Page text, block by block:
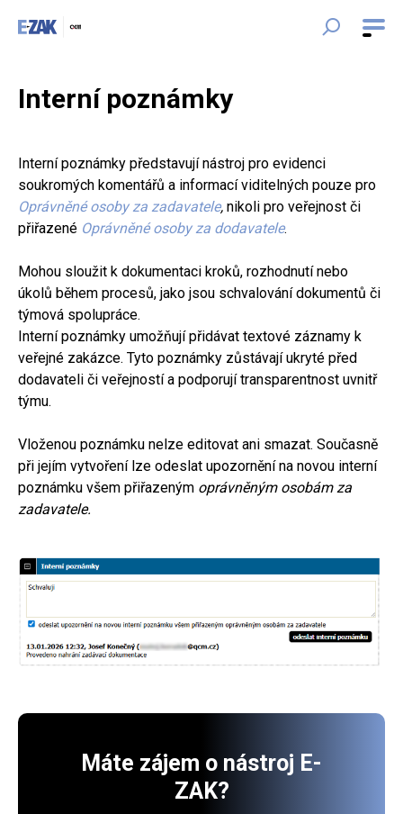
Interní poznámky
Interní poznámky představují nástroj pro evidenci
soukromých komentářů a informací viditelných pouze pro
Oprávněné osoby za zadavatele, nikoli pro veřejnost či
přiřazené Oprávněné osoby za dodavatele.
Mohou sloužit k dokumentaci kroků, rozhodnutí nebo
úkolů během procesů, jako jsou schvalování dokumentů či
týmová spolupráce.
Interní poznámky umožňují přidávat textové záznamy k
veřejné zakázce. Tyto poznámky zůstávají ukryté před
dodavateli či veřejností a podporují transparentnost uvnitř
týmu.
Vloženou poznámku nelze editovat ani smazat. Současně
při jejím vytvoření lze odeslat upozornění na novou interní
poznámku všem přiřazeným oprávněným osobám za
zadavatele.
Máte zájem o nástroj E-
ZAK?